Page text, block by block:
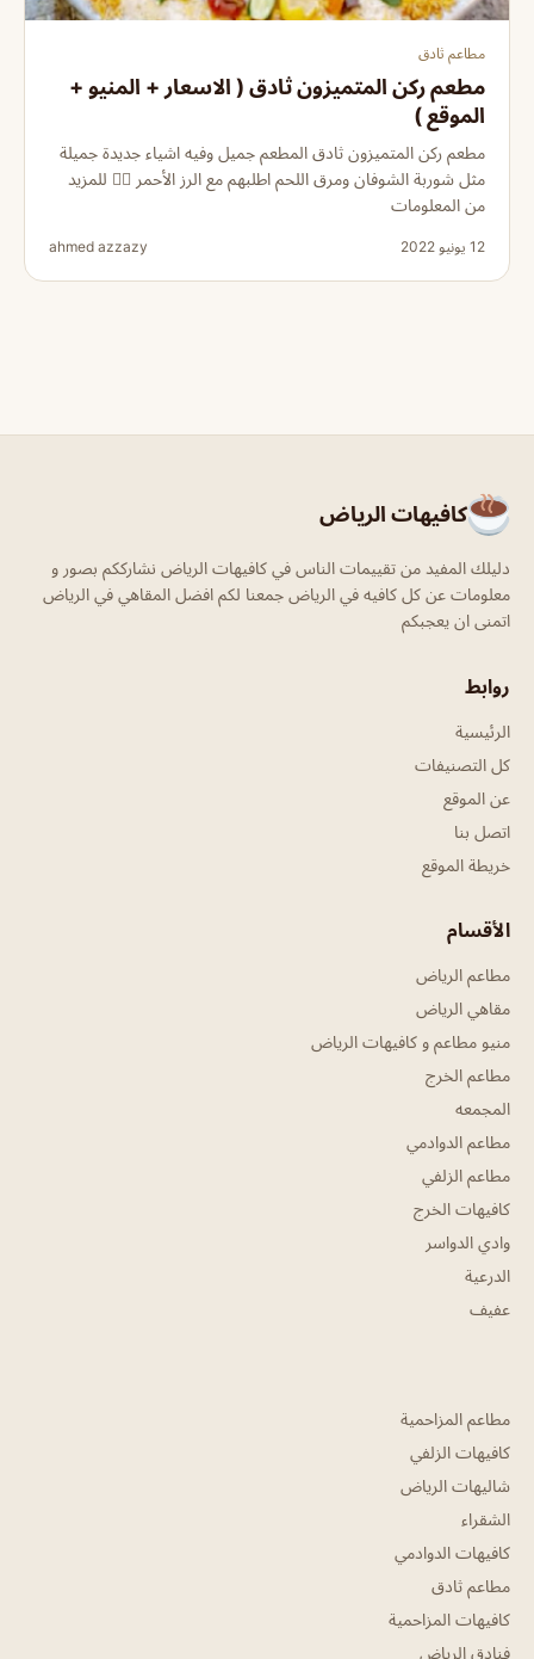
مطاعم ثادق
مطعم ركن المتميزون ثادق ( الاسعار + المنيو +
الموقع )
مطعم ركن المتميزون ثادق المطعم جميل وفيه اشياء جديدة جميلة
مثل شوربة الشوفان ومرق اللحم اطلبهم مع الرز الأحمر 👌🏻 للمزيد
من المعلومات
12 يونيو 2022 ahmed azzazy
كافيهات الرياض
دليلك المفيد من تقييمات الناس في كافيهات الرياض نشارككم بصور و
معلومات عن كل كافيه في الرياض جمعنا لكم افضل المقاهي في الرياض
اتمنى ان يعجبكم
روابط
الرئيسية
كل التصنيفات
عن الموقع
اتصل بنا
خريطة الموقع
الأقسام
مطاعم الرياض
مقاهي الرياض
منيو مطاعم و كافيهات الرياض
مطاعم الخرج
المجمعه
مطاعم الدوادمي
مطاعم الزلفي
كافيهات الخرج
وادي الدواسر
الدرعية
عفيف
مطاعم المزاحمية
كافيهات الزلفي
شاليهات الرياض
الشقراء
كافيهات الدوادمي
مطاعم ثادق
كافيهات المزاحمية
فنادق الرياض